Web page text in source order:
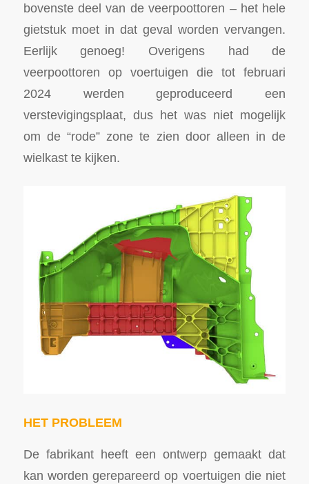
bovenste deel van de veerpoottoren – het hele
gietstuk moet in dat geval worden vervangen.
Eerlijk genoeg! Overigens had de
veerpoottoren op voertuigen die tot februari
2024 werden geproduceerd een
verstevigingsplaat, dus het was niet mogelijk
om de “rode” zone te zien door alleen in de
wielkast te kijken.
HET PROBLEEM
De fabrikant heeft een ontwerp gemaakt dat
kan worden gerepareerd op voertuigen die niet